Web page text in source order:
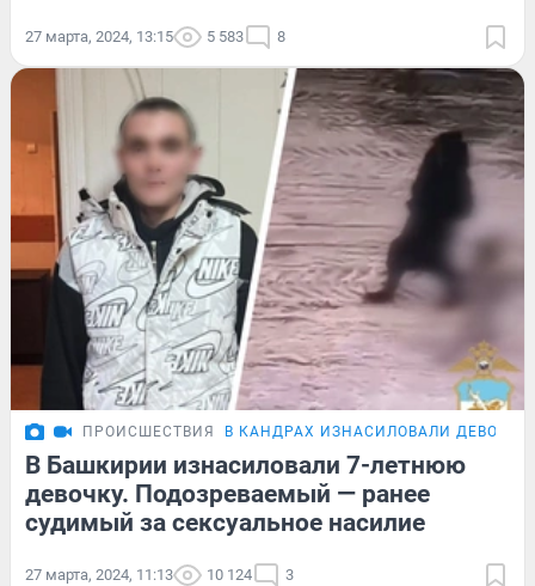
27 марта, 2024, 13:15 5 583 8
ПРОИСШЕСТВИЯ В КАНДРАХ ИЗНАСИЛОВАЛИ ДЕВОЧКУ
В Башкирии изнасиловали 7-летнюю
девочку. Подозреваемый — ранее
судимый за сексуальное насилие
27 марта, 2024, 11:13 10 124 3